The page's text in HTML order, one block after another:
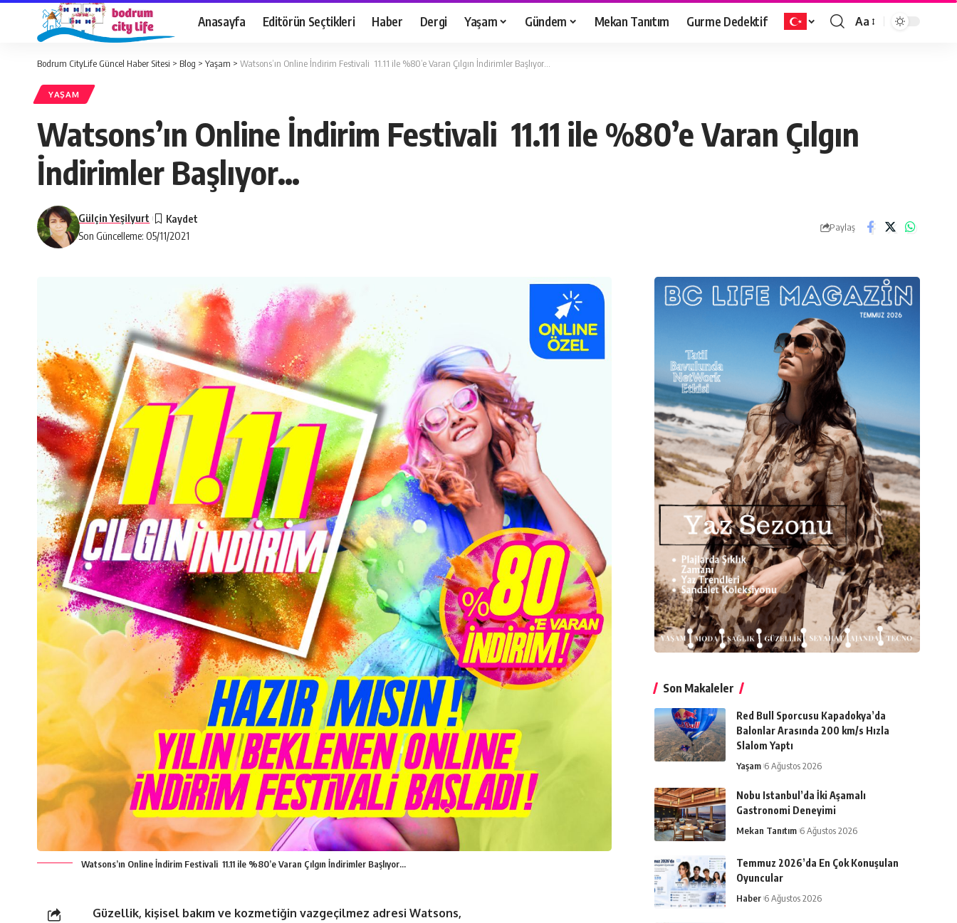
Anasayfa Editörün Seçtikleri Haber Dergi Yaşam Gündem Mekan Tanıtım Gurme Dedektif Aa
Bodrum CityLife Güncel Haber Sitesi > Blog > Yaşam > Watsons’ın Online İndirim Festivali 11.11 ile %80’e Varan Çılgın İndirimler Başlıyor…
YAŞAM
Watsons’ın Online İndirim Festivali 11.11 ile %80’e Varan Çılgın
İndirimler Başlıyor…
Son Güncelleme: 05/11/2021
Gülçin Yeşilyurt
Paylaş
Watsons’ın Online İndirim Festivali 11.11 ile %80’e Varan Çılgın İndirimler Başlıyor…
Güzellik, kişisel bakım ve kozmetiğin vazgeçilmez adresi Watsons,
Son Makaleler
Red Bull Sporcusu Kapadokya’da
Balonlar Arasında 200 km/s Hızla
Slalom Yaptı
Yaşam 6 Ağustos 2026
Nobu Istanbul’da İki Aşamalı
Gastronomi Deneyimi
Mekan Tanıtım 6 Ağustos 2026
Temmuz 2026’da En Çok Konuşulan
Oyuncular
Haber 6 Ağustos 2026